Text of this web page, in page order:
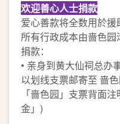
欢迎善心人士捐款
爱心善款将全数用於
所有行政成本由啬色
捐款：
• 亲身到黄大仙祠总办
以划线支票邮寄至 啬
「啬色园」支票背面
金」)